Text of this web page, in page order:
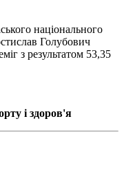
національного
Голубович
з результатом 53,35
і здоров'я